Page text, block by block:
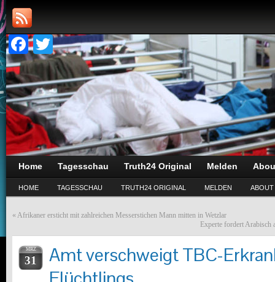
Facebook
Twitter
Home Tagesschau Truth24 Original Melden
HOME TAGESSCHAU TRUTH24 ORIGINAL MELDEN ABOUT
« Afrikaner ersticht mit zahlreichen Messerstichen Mann mitten in Wetzlar
Experte fordert Arabisch
MRZ
31
Amt verschweigt TBC-